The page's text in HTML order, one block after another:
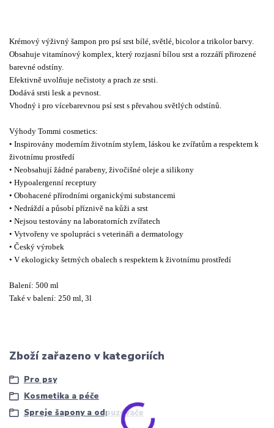
Krémový výživný šampon pro psí srst bílé, světlé, bicolor a trikolor barvy.
Obsahuje vitamínový komplex, který rozjasní bílou srst a rozzáří přirozené
barevné odstíny.
Efektivně uvolňuje nečistoty a prach ze srsti.
Dodává srsti lesk a pevnost.
Vhodný i pro vícebarevnou psí srst s převahou světlých odstínů.
Výhody Tommi cosmetics:
• Inspirovány moderním životním stylem, láskou ke zvířatům a respektem k
životnímu prostředí
• Neobsahují žádné parabeny, živočišné oleje a silikony
• Hypoalergenní receptury
• Obohacené přírodními organickými substancemi
• Nedráždí a působí příznivě na kůži a srst
• Nejsou testovány na laboratorních zvířatech
• Vytvořeny ve spolupráci s veterináři a dermatology
• Český výrobek
• V ekologicky šetrných obalech s respektem k životnímu prostředí
Balení: 500 ml
Také v balení: 250 ml, 3l
Zboží zařazeno v kategoriích
Pro psy
Kosmetika a péče
Spreje šapony a odpuzovače